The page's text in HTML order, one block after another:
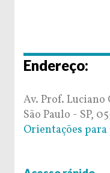
Endereço:
Av. Prof.
São Paulo - SP,
Orientações